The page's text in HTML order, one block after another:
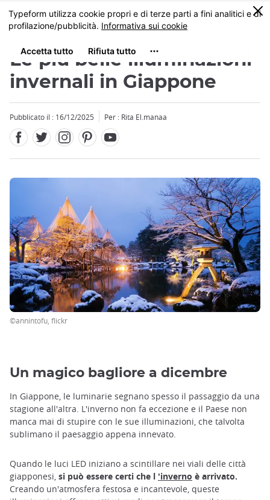
Skip
to
content
MENU
0
Le più belle illuminazioni
invernali in Giappone
Pubblicato il : 16/12/2025 Per : Rita El.manaa
©annintofu, flickr
Un magico bagliore a dicembre
In Giappone, le luminarie segnano spesso il passaggio da una
stagione all'altra. L'inverno non fa eccezione e il Paese non
manca mai di stupire con le sue illuminazioni, che talvolta
sublimano il paesaggio appena innevato.
Quando le luci LED iniziano a scintillare nei viali delle città
giapponesi, si può essere certi che l 'inverno è arrivato.
Creando un'atmosfera festosa e incantevole, queste
Close